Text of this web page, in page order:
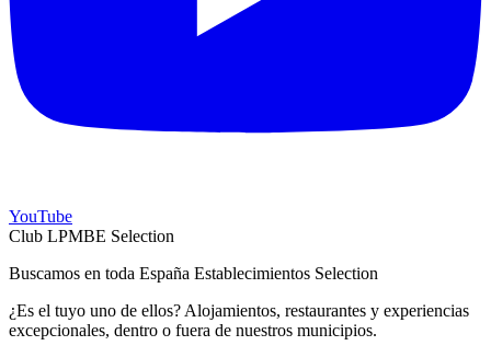
YouTube
Club LPMBE Selection
Buscamos en toda España Establecimientos Selection
¿Es el tuyo uno de ellos? Alojamientos, restaurantes y experiencias
excepcionales, dentro o fuera de nuestros municipios.